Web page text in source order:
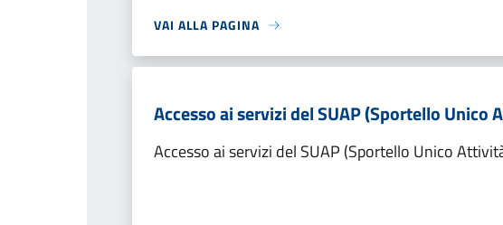
VAI ALLA PAGINA
Accesso ai servizi del SUAP (Sportello
Accesso ai servizi del SUAP (Sportello Unico